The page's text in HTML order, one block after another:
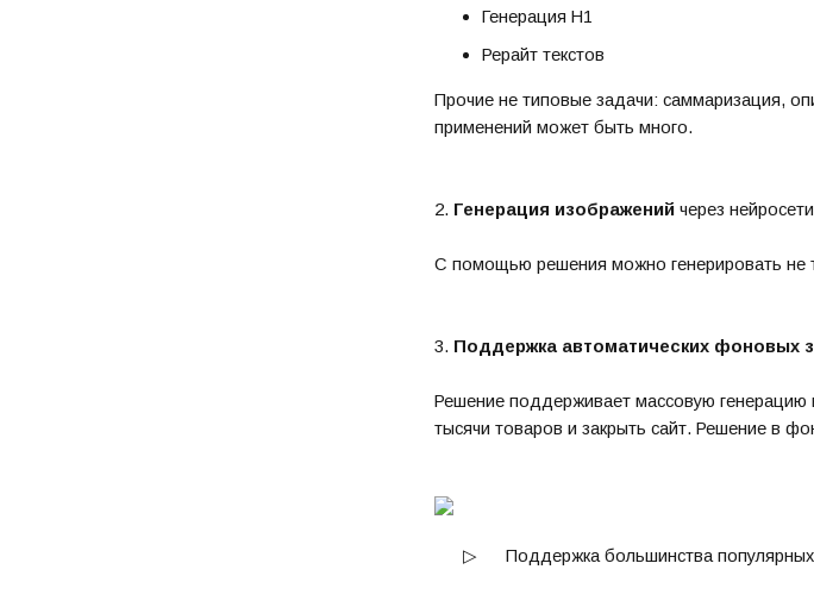
Генерация H1
Рерайт текстов
Прочие не типовые задачи: саммаризация,
применений может быть много.
2. Генерация изображений через нейросети
С помощью решения можно генерировать не
3. Поддержка автоматических фоновых
Решение поддерживает массовую
тысячи товаров и закрыть сайт. Решение в
▷ Поддержка большинства